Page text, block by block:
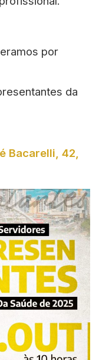
por
da
Bacarelli, 42,